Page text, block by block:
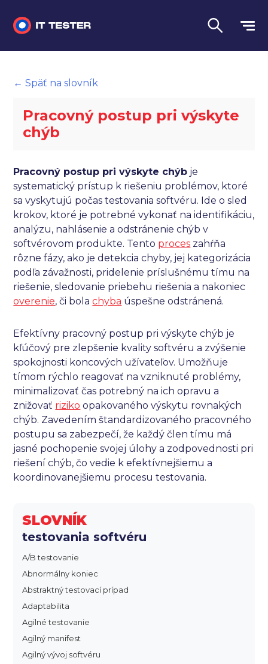
Automatizované testovanie
Performance testing
Slovník
Jazyk
SLOVNÍK
testovania softvéru
A/B testovanie
Abnormálny koniec
Abstraktný testovací prípad
Adaptabilita
Agilné testovanie
Agilný manifest
Agilný vývoj softvéru
← Späť na slovník
Pracovný postup pri výskyte
chýb
Pracovný postup pri výskyte chýb je
systematický prístup k riešeniu problémov, ktoré
sa vyskytujú počas testovania softvéru. Ide o sled
krokov, ktoré je potrebné vykonať na identifikáciu,
analýzu, nahlásenie a odstránenie chýb v
softvérovom produkte. Tento proces zahŕňa
rôzne fázy, ako je detekcia chyby, jej kategorizácia
podľa závažnosti, pridelenie príslušnému tímu na
riešenie, sledovanie priebehu riešenia a nakoniec
overenie, či bolachyba úspešne odstránená.
Efektívny pracovný postup pri výskyte chýb je
kľúčový pre zlepšenie kvality softvéru a zvýšenie
spokojnosti koncových užívateľov. Umožňuje
tímom rýchlo reagovať na vzniknuté problémy,
minimalizovať čas potrebný na ich opravu a
znižovať riziko opakovaného výskytu rovnakých
chýb. Zavedením štandardizovaného pracovného
postupu sa zabezpečí, že každý člen tímu má
jasné pochopenie svojej úlohy a zodpovednosti pri
riešení chýb, čo vedie k efektívnejšiemu a
koordinovanejšiemu procesu testovania.